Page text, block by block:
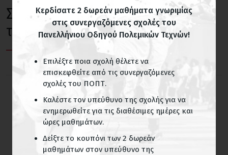
ΠΑΙΔΙΚΑ ΤΜΗΜΑΤΑ
Σχολές με παιδικά τμήματα
ΟΝΟΜΑ ΣΧΟΛΗΣ
Σχολές με Ιαπωνικές πολεμικές
τέχνες
Κερδίσατε 2 δωρεάν μαθήματα γνωριμίας
στις συνεργαζόμενες σχολές του
Πανελλήνιου Οδηγού Πολεμικών Τεχνών!
Επιλέξτε ποια σχολή θέλετε να
επισκεφθείτε από τις συνεργαζόμενες
σχολές του ΠΟΠΤ.
Καλέστε τον υπεύθυνο της σχολής για να
ενημερωθείτε για τις διαθέσιμες ημέρες και
ώρες μαθημάτων.
Δείξτε το κουπόνι των 2 δωρεάν
μαθημάτων στον υπεύθυνο της